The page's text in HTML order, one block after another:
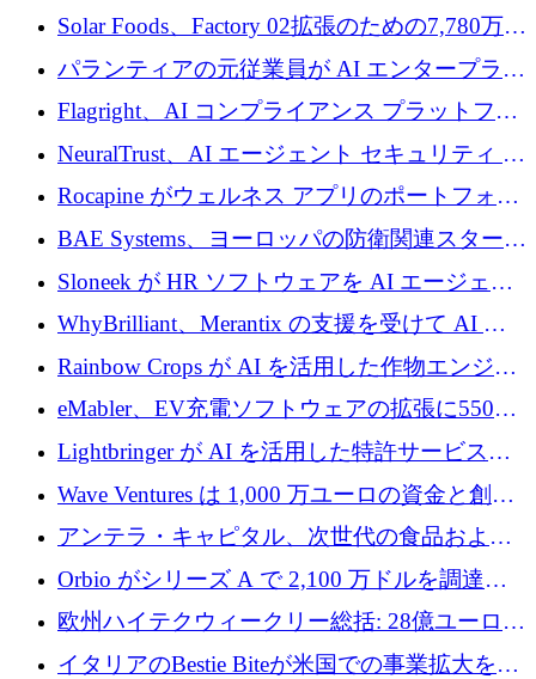
ースし、60 万ドルのプレシード資金を確保
Solar Foods、Factory 02拡張のための7,780万ユ
ーロの資金調達パッケージを獲得
パランティアの元従業員が AI エンタープライ
ズ スタートアップの Conduct に 6,000 万ドル
を調達
Flagright、AI コンプライアンス プラットフォ
ームを拡張するためにシリーズ A で 1,250 万
ドルを確保
NeuralTrust、AI エージェント セキュリティ プ
ラットフォームの拡張に 2,000 万ドルを調達
Rocapine がウェルネス アプリのポートフォリ
オを拡大するためにシリーズ A で 1,300 万ド
ルを調達
BAE Systems、ヨーロッパの防衛関連スタート
アップの規模拡大を支援するために 5,000 万
ユーロの支援を開始
Sloneek が HR ソフトウェアを AI エージェン
トに変えるために 600 万ドルを調達
WhyBrilliant、Merantix の支援を受けて AI 求
人マッチングを拡大するために 100 万ユーロ
Rainbow Crops が AI を活用した作物エンジニ
アリングを拡張するために 970 万ユーロを調
eMabler、EV充電ソフトウェアの拡張に550万
ユーロを確保
Lightbringer が AI を活用した特許サービスを
拡大するために 1,000 万ドルを調達
Wave Ventures は 1,000 万ユーロの資金と創設
者補助金で 10 周年を迎える
アンテラ・キャピタル、次世代の食品および
アグリテクノロジーのイノベーションを支援
するファンド III の初回クローズ額が 1 億ドル
に到達
Orbio がシリーズ A で 2,100 万ドルを調達、
AI 労働力管理を世界の最前線の労働者に提供
欧州ハイテクウィークリー総括: 28億ユーロの
取引と5月のハイライト
イタリアのBestie Biteが米国での事業拡大を加